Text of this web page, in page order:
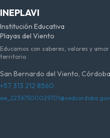
INEPLAVI
Institución Educativa
Playas del Viento
Educamos con saberes, valores y
territorio
San Bernardo del Viento, Córdoba
+57 313 212 8560